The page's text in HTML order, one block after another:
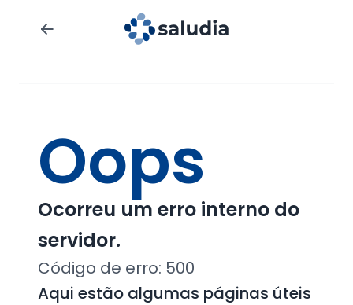
Oops
Ocorreu um erro interno do
servidor.
Código de erro: 500
Aqui estão algumas páginas úteis